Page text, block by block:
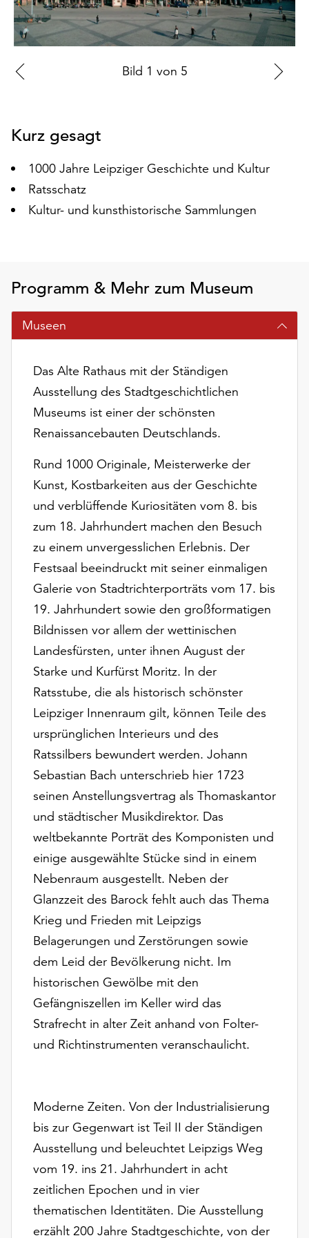
auf
„Alle
akzeptieren“,
um
alle
akzeptieren.
Sie
Ihr
Einverständnis
jederzeit
steht
Ihnen
am
Ende
Seite
Schaltfläche
„Cookie-
Einstellungen“
Verfügung.
Cookies
werden
auch
Einverständnis
weiterhin
ausgeführt.
Möchten
verwendeten
Cookies
anpassen,
erreichen
Einstellungen
Schaltfläche
„Auswählen“.
Weitere
Informationen
finden
unserer
Datenschutzerklärung
dem
Impressum
Bild 1 von 5
Kurz gesagt
1000 Jahre Leipziger Geschichte und Kultur
Ratsschatz
Kultur- und kunsthistorische Sammlungen
Programm & Mehr zum Museum
Museen
Das Alte Rathaus mit der Ständigen
Ausstellung des Stadtgeschichtlichen
Museums ist einer der schönsten
Renaissancebauten Deutschlands.
Rund 1000 Originale, Meisterwerke der
Kunst, Kostbarkeiten aus der Geschichte
und verblüffende Kuriositäten vom 8. bis
zum 18. Jahrhundert machen den Besuch
zu einem unvergesslichen Erlebnis. Der
Festsaal beeindruckt mit seiner einmaligen
Galerie von Stadtrichterporträts vom 17. bis
19. Jahrhundert sowie den großformatigen
Bildnissen vor allem der wettinischen
Landesfürsten, unter ihnen August der
Starke und Kurfürst Moritz. In der
Ratsstube, die als historisch schönster
Leipziger Innenraum gilt, können Teile des
ursprünglichen Interieurs und des
Ratssilbers bewundert werden. Johann
Sebastian Bach unterschrieb hier 1723
seinen Anstellungsvertrag als Thomaskantor
und städtischer Musikdirektor. Das
weltbekannte Porträt des Komponisten und
einige ausgewählte Stücke sind in einem
Nebenraum ausgestellt. Neben der
Glanzzeit des Barock fehlt auch das Thema
Krieg und Frieden mit Leipzigs
Belagerungen und Zerstörungen sowie
dem Leid der Bevölkerung nicht. Im
historischen Gewölbe mit den
Gefängniszellen im Keller wird das
Strafrecht in alter Zeit anhand von Folter-
und Richtinstrumenten veranschaulicht.
Moderne Zeiten. Von der Industrialisierung
bis zur Gegenwart ist Teil II der Ständigen
Ausstellung und beleuchtet Leipzigs Weg
vom 19. ins 21. Jahrhundert in acht
zeitlichen Epochen und in vier
thematischen Identitäten. Die Ausstellung
erzählt 200 Jahre Stadtgeschichte, von der